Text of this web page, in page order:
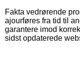
Fakta vedrørende
ajourføres fra tid til
garantere imod
sidst opdaterede